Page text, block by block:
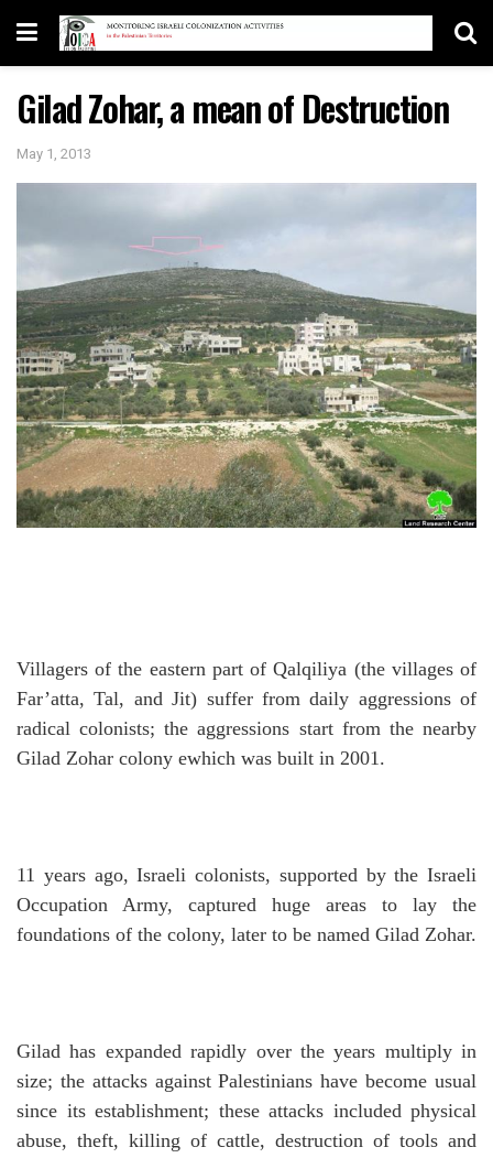
Gilad Zohar, a mean of Destruction
May 1, 2013
Villagers of the eastern part of Qalqiliya (the villages of
Far’atta, Tal, and Jit) suffer from daily aggressions of
radical colonists; the aggressions start from the nearby
Gilad Zohar colony ewhich was built in 2001.
11 years ago, Israeli colonists, supported by the Israeli
Occupation Army, captured huge areas to lay the
foundations of the colony, later to be named Gilad Zohar.
Gilad has expanded rapidly over the years multiply in
size; the attacks against Palestinians have become usual
since its establishment; these attacks included physical
abuse, theft, killing of cattle, destruction of tools and